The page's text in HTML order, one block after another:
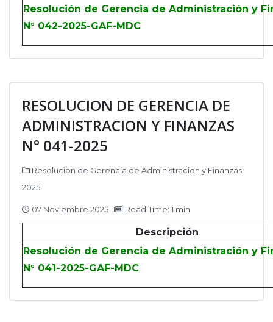
Resolución de Gerencia de Administración y
N° 042-2025-GAF-MDC
RESOLUCION DE GERENCIA DE
ADMINISTRACION Y FINANZAS
N° 041-2025
Resolucion de Gerencia de Administracion y Finanzas
2025
07 Noviembre 2025 Read Time: 1 min
Descripción
Resolución de Gerencia de Administración y
N° 041-2025-GAF-MDC